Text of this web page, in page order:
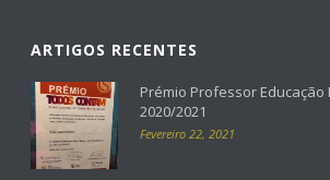
ARTIGOS RECENTES
Prémio Professor Educação
2020/2021
Fevereiro 22, 2021